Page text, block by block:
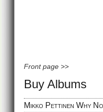
Front page >>
Buy Albums
Mikko Pettinen Why